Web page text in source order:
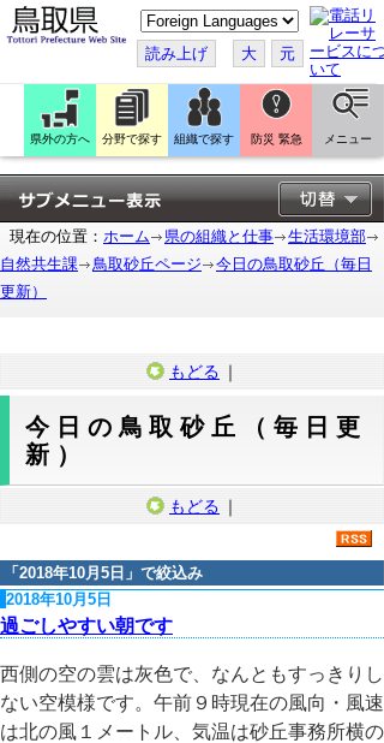
こ
の
ペ
ー
ジ
翻
訳
す
る
読み上げ 大 元
県外の方へ 分野で探す 組織で探す 防災 緊急 メニュー
現在の位置： ホーム 県の組織と仕事
生活環境部
自然共生課
鳥取砂丘ページ
今日の鳥取砂丘（毎日
更新）
もどる ｜
今日の鳥取砂丘（毎日更
新）
もどる ｜
「 2018年10月5日 」で絞込み
2018年10月5日
過ごしやすい朝です
西側の空の雲は灰色で、なんともすっきりし
ない空模様です。午前９時現在の風向・風速
は北の風１メートル、気温は砂丘事務所横の